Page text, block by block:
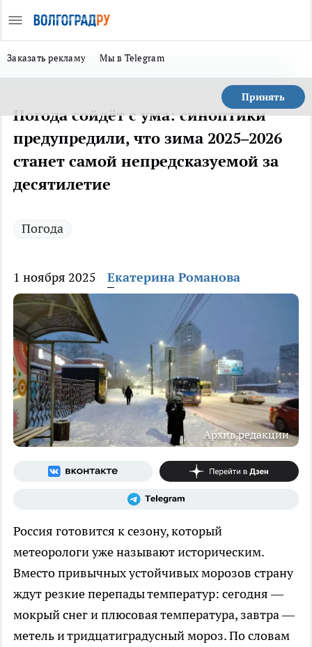
Заказать рекламу Мы в Telegram
Принять
Погода сойдёт с ума: синоптики
предупредили, что зима 2025–2026
станет самой непредсказуемой за
десятилетие
Погода
1 ноября 2025 Екатерина Романова
Архив редакции
Россия готовится к сезону, который
метеорологи уже называют историческим.
Вместо привычных устойчивых морозов страну
ждут резкие перепады температур: сегодня —
мокрый снег и плюсовая температура, завтра —
метель и тридцатиградусный мороз. По словам